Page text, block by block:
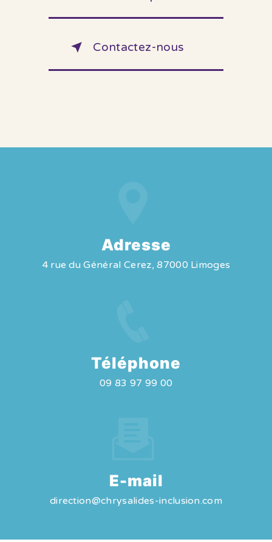
Contactez-nous
Adresse
4 rue du Général Cerez, 87000 Limoges
Téléphone
09 83 97 99 00
E-mail
direction@chrysalides-inclusion.com